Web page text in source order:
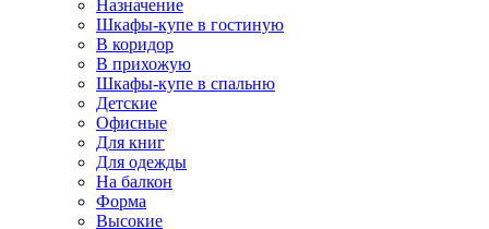
Назначение
Шкафы-купе в гостиную
В коридор
В прихожую
Шкафы-купе в спальню
Детские
Офисные
Для книг
Для одежды
На балкон
Форма
Высокие